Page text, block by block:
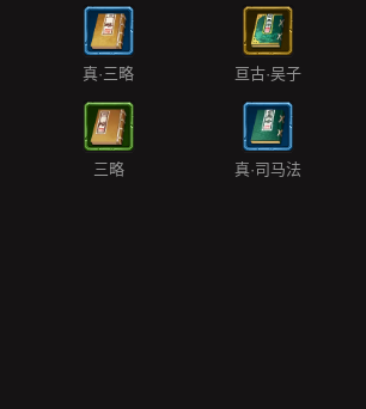
真·三略 亘古·吴子
三略 真·司马法